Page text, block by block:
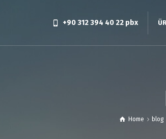
+90 312 394 40 22 pbx
Seri Dirençli Isıtıcı
Home blog